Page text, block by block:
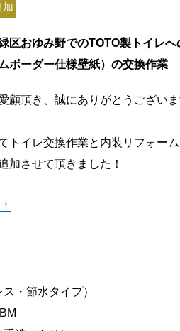
加
区おゆみ野でのTOTO製トイレ
ボーダー仕様壁紙）の交換作業
顧頂き、誠にありがとうござい
トイレ交換作業と内装リフォー
加させて頂きました！
・節水タイプ）